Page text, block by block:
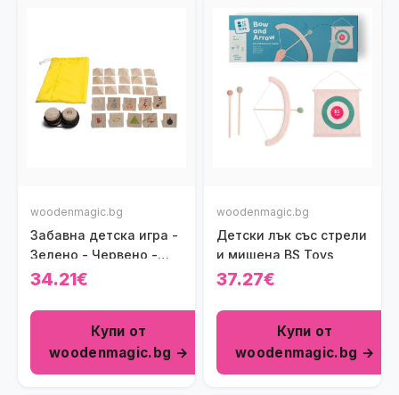
woodenmagic.bg
Забавна детска игра -
Зелено - Червено -
Стоп
34.21€
Купи от
woodenmagic.bg →
woodenmagic.bg
Детски лък със стрели
и мишена BS Toys
37.27€
Купи от
woodenmagic.bg →